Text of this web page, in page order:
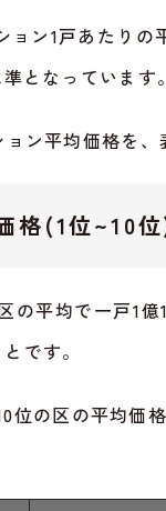
ン1戸あたりの
となっています。
ン平均価格を、
格(1位~10
平均で一戸1億
です。
位の区の平均価